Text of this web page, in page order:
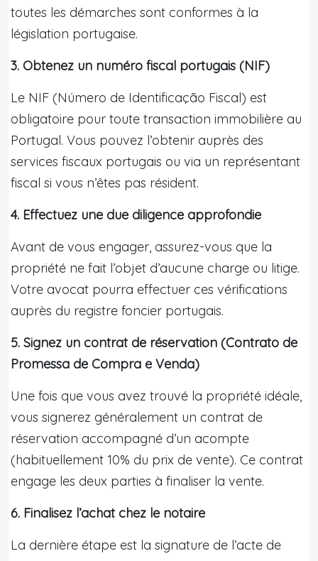
toutes les démarches sont conformes à la
législation portugaise.
3. Obtenez un numéro fiscal portugais (NIF)
Le NIF (Número de Identificação Fiscal) est
obligatoire pour toute transaction immobilière au
Portugal. Vous pouvez l’obtenir auprès des
services fiscaux portugais ou via un représentant
fiscal si vous n’êtes pas résident.
4. Effectuez une due diligence approfondie
Avant de vous engager, assurez-vous que la
propriété ne fait l’objet d’aucune charge ou litige.
Votre avocat pourra effectuer ces vérifications
auprès du registre foncier portugais.
5. Signez un contrat de réservation (Contrato de
Promessa de Compra e Venda)
Une fois que vous avez trouvé la propriété idéale,
vous signerez généralement un contrat de
réservation accompagné d’un acompte
(habituellement 10% du prix de vente). Ce contrat
engage les deux parties à finaliser la vente.
6. Finalisez l’achat chez le notaire
La dernière étape est la signature de l’acte de